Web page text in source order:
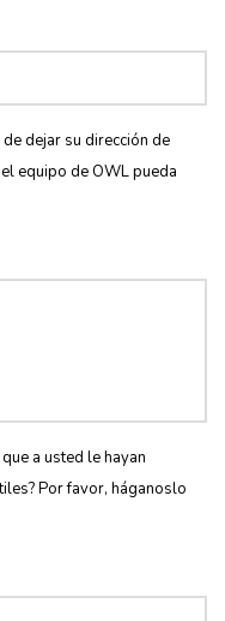
dejar su dirección de
equipo de OWL pueda
a usted le hayan
Por favor, háganoslo